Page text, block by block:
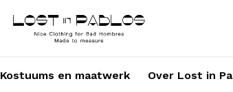
Kostuums en maatwerk Over Lost in